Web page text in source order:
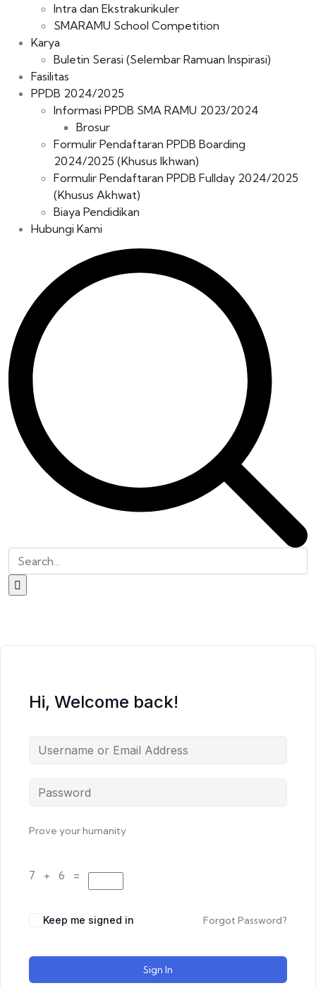
Intra dan Ekstrakurikuler
SMARAMU School Competition
Karya
Buletin Serasi (Selembar Ramuan Inspirasi)
Fasilitas
PPDB 2024/2025
Informasi PPDB SMA RAMU 2023/2024
Brosur
Formulir Pendaftaran PPDB Boarding
2024/2025 (Khusus Ikhwan)
Formulir Pendaftaran PPDB Fullday 2024/2025
(Khusus Akhwat)
Biaya Pendidikan
Hubungi Kami
Hi, Welcome back!
Prove your humanity
7 + 6 =
Keep me signed in Forgot Password?
Sign In